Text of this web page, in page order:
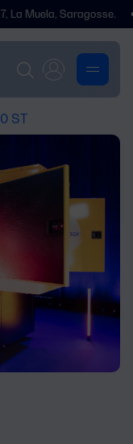
Saragosse. Nous
ST